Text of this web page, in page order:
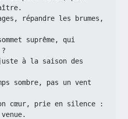
suprême, qui
sombre, pas un vent